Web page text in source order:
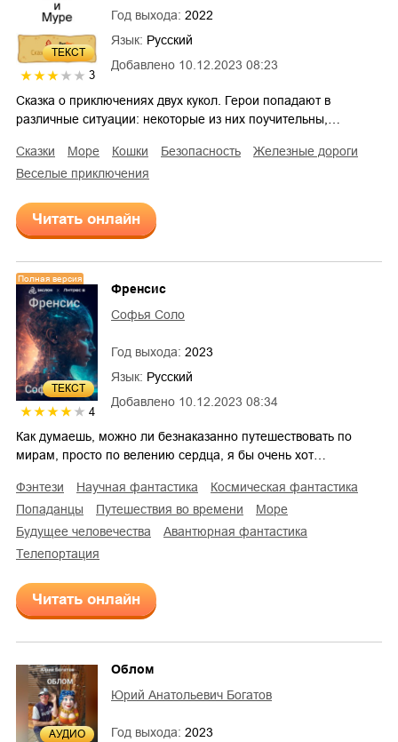
ТЕКСТ
3
Добавлено 10.12.2023 08:23
Год выхода: 2022
Язык: Русский
Сказка о приключениях двух кукол. Герои попадают в
различные ситуации: некоторые из них поучительны,…
сказки море кошки безопасность
железные дороги
веселые приключения
Читать онлайн
ТЕКСТ
Полная версия
4
Добавлено 10.12.2023 08:34
Френсис
Софья Соло
Год выхода: 2023
Язык: Русский
Как думаешь, можно ли безнаказанно путешествовать по
мирам, просто по велению сердца, я бы очень хот…
фэнтези научная фантастика
космическая фантастика
попаданцы
путешествия во времени
море
будущее человечества
авантюрная фантастика
телепортация
Читать онлайн
AУДИО
Облом
Юрий Анатольевич Богатов
Год выхода: 2023